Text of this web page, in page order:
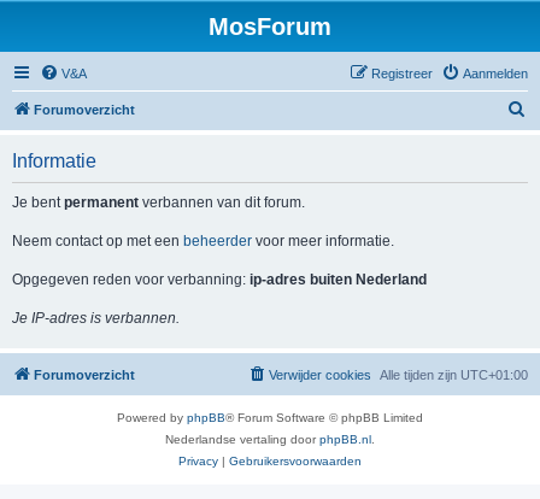
MosForum
V&A Aanmelden
Registreer
Forumoverzicht
Informatie
Je bentpermanent verbannen van dit forum.
Neem contact op met een beheerder voor meer informatie.
Opgegeven reden voor verbanning: ip-adres buiten Nederland
Je IP-adres is verbannen.
Forumoverzicht Alle tijden zijn UTC+01:00
Verwijder cookies
Powered by phpBB® Forum Software © phpBB Limited
Nederlandse vertaling doorphpBB.nl
Privacy | Gebruikersvoorwaarden